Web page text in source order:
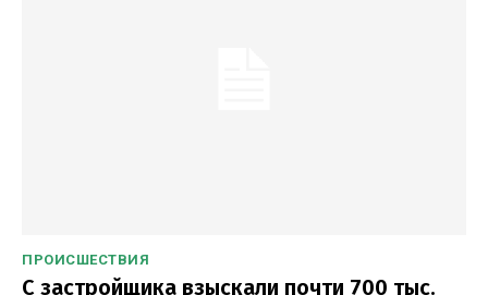
ПРОИСШЕСТВИЯ
С застройщика взыскали почти 700 тыс.